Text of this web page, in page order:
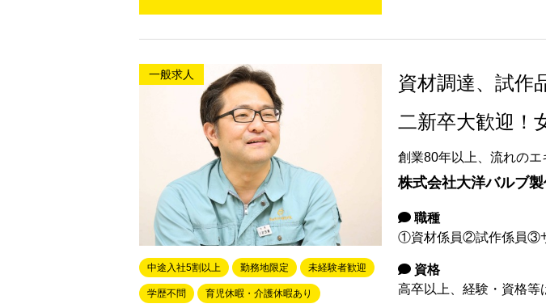
資材調達、試作
二新卒大歓迎！
創業80年以上、流れの
株式会社大洋バルブ
職種
①資材係員②試作係員③
資格
高卒以上、経験・資格
一般求人
中途入社5割以上 勤務地限定 未経験者歓迎
学歴不問 育児休暇・介護休暇あり